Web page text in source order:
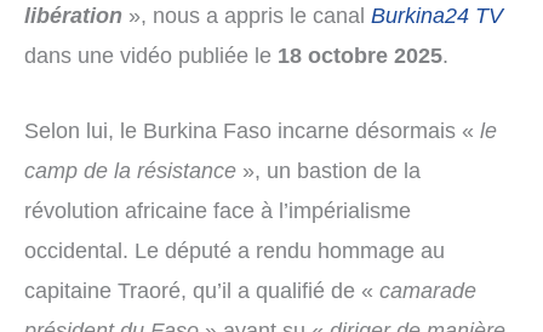
libération », nous a appris le canal Burkina24 TV
dans une vidéo publiée le 18 octobre 2025.
Selon lui, le Burkina Faso incarne désormais « le
camp de la résistance », un bastion de la
révolution africaine face à l’impérialisme
occidental. Le député a rendu hommage au
capitaine Traoré, qu’il a qualifié de « camarade